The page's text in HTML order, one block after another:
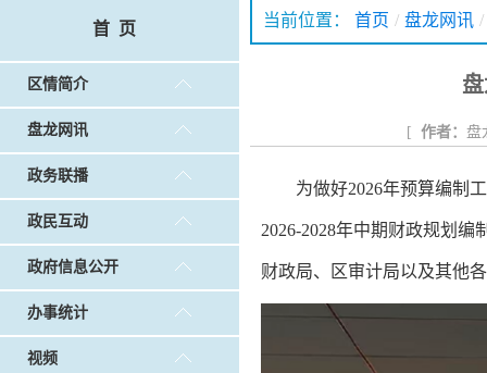
常见问题问答
政务联播 做好“六稳”工作 落实“六保”任务 公共卫生知识普及
盘龙区委2026年度巡察工作会暨十三届...
戴惠明
首 页
区情简介
盘龙网讯
政务联播
政民互动
政府信息公开
办事统计
视频
当前位置： 首页 / 盘龙网讯 /
[ 作者： 盘
为做好2026年预算编制
2026-2028年中期财政规划
财政局、区审计局以及其他